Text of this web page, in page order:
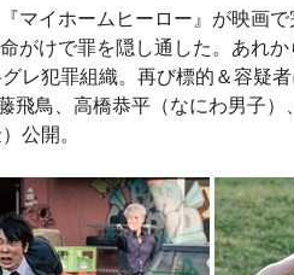
マイホームヒーロー』が映画で
がけで罪を隠し通した。あれ
レ犯罪組織。再び標的＆容疑
鳥、高橋恭平（なにわ男子
公開。